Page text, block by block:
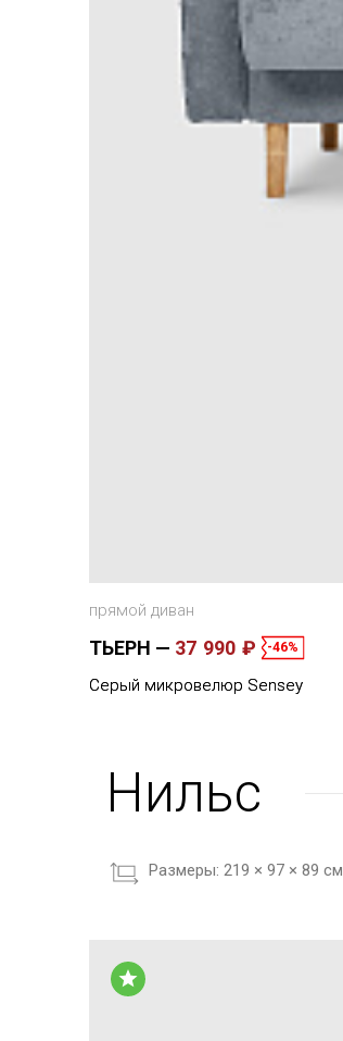
прямой диван
ТЬЕРН 37 990 ₽ -46%
Серый микровелюр Sensey
Нильс
Размеры: 219 × 97 × 89 см